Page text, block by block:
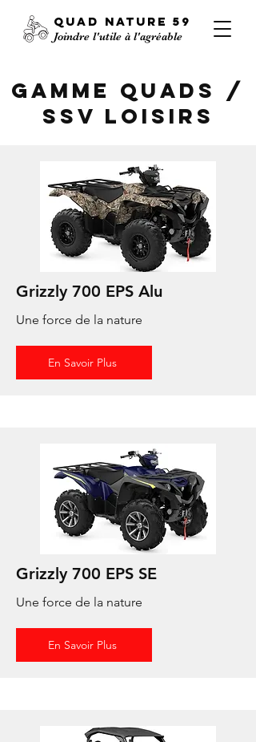
QUAD NATURE 59
Joindre l'utile à l'agréable
gamme QUADS /
SSV loisirs
Grizzly 700 EPS Alu
Une force de la nature
En Savoir Plus
Grizzly 700 EPS SE
Une force de la nature
En Savoir Plus